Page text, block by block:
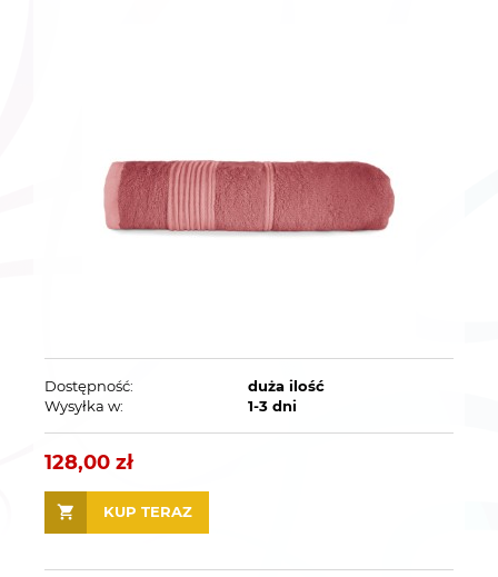
Dostępność:
duża ilość
Wysyłka w:
1-3 dni
128,00 zł
KUP TERAZ